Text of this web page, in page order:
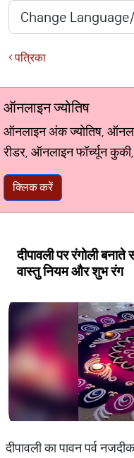
पत्रिका
ऑनलाइन ज्योतिष
ऑनलाइन अंक ज्योतिष,
रीडर, ऑनलाइन फॉर्च्यून
क्लिक करें
दीपावली पर रंगोली
वास्तु नियम और शुभ रंग
दीपावली का पावन पर्व